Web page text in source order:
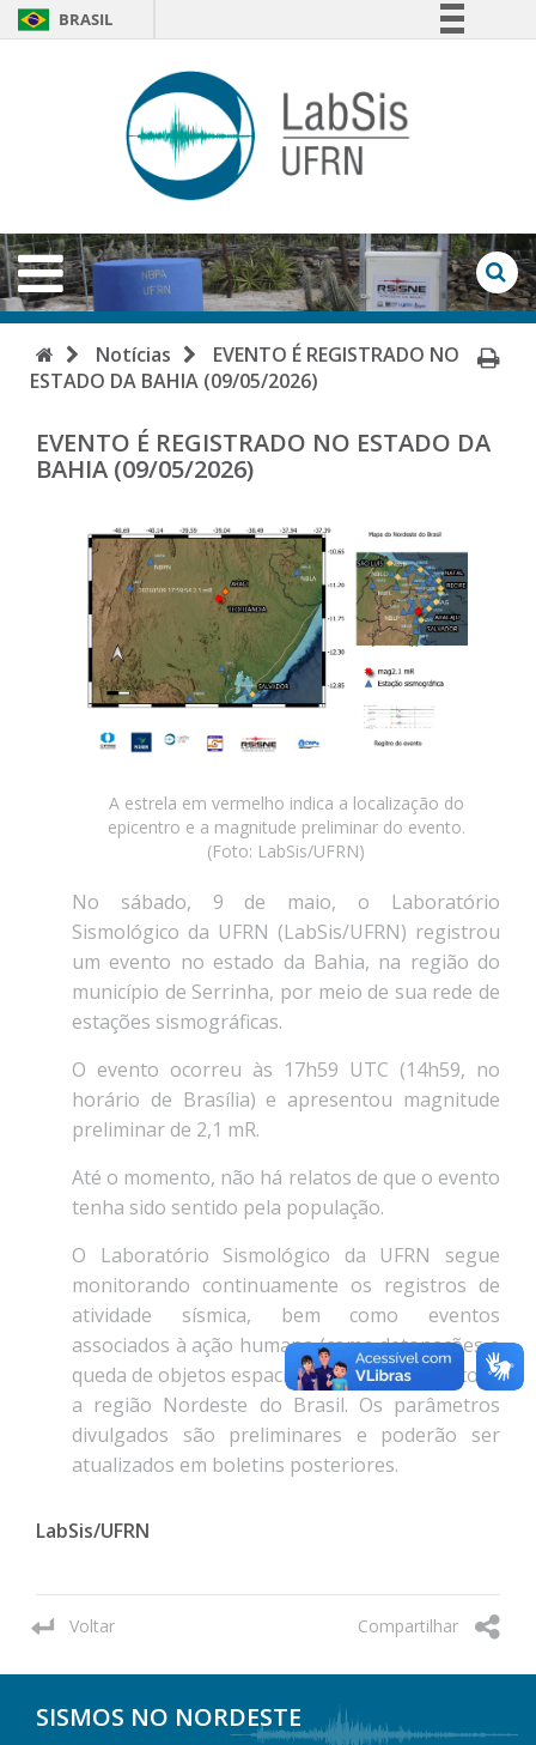
BRASIL
Comunica BR
Participe
Acesso à informação
Canais
de
Abrir
Menu
InícioNotícias
EVENTO É REGISTRADO NO
ESTADO DA BAHIA (09/05/2026)
EVENTO É REGISTRADO NO ESTADO DA
BAHIA (09/05/2026)
A estrela em vermelho indica a localização do
epicentro e a magnitude preliminar do evento.
(Foto: LabSis/UFRN)
No sábado, 9 de maio, o Laboratório
Sismológico da UFRN (LabSis/UFRN) registrou
um evento no estado da Bahia, na região do
município de Serrinha, por meio de sua rede de
estações sismográficas.
O evento ocorreu às 17h59 UTC (14h59, no
horário de Brasília) e apresentou magnitude
preliminar de 2,1 mR.
Até o momento, não há relatos de que o evento
tenha sido sentido pela população.
O Laboratório Sismológico da UFRN segue
monitorando continuamente os registros de
atividade sísmica, bem como eventos
associados à ação humana (como detonações e
queda de objetos espaciais), na Bahia e em toda
a região Nordeste do Brasil. Os parâmetros
divulgados são preliminares e poderão ser
atualizados em boletins posteriores.
LabSis/UFRN
Voltar Compartilhar
SISMOS NO NORDESTE